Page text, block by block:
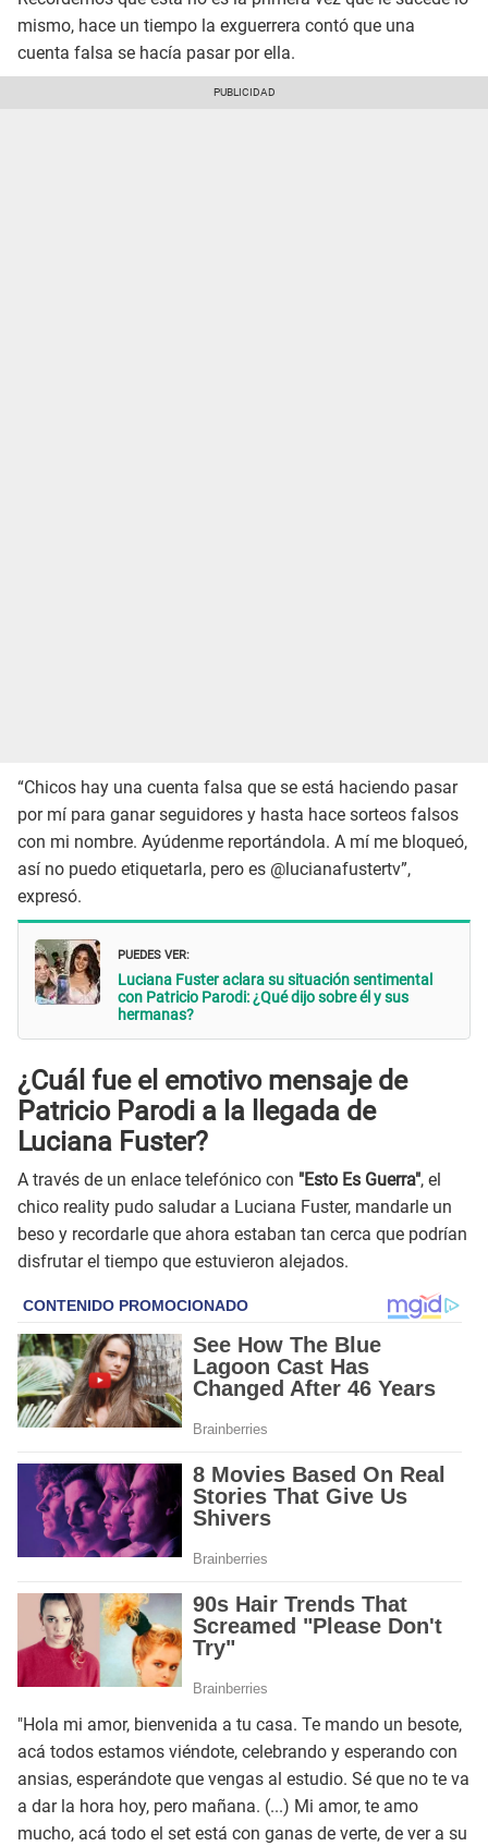
mismo, hace un tiempo la exguerrera contó que una
cuenta falsa se hacía pasar por ella.
“Chicos hay una cuenta falsa que se está haciendo pasar
por mí para ganar seguidores y hasta hace sorteos falsos
con mi nombre. Ayúdenme reportándola. A mí me bloqueó,
así no puedo etiquetarla, pero es @lucianafustertv”,
expresó.
PUEDES VER:
Luciana Fuster aclara su situación sentimental
con Patricio Parodi: ¿Qué dijo sobre él y sus
hermanas?
¿Cuál fue el emotivo mensaje de
Patricio Parodi a la llegada de
Luciana Fuster?
A través de un enlace telefónico con "Esto Es Guerra", el
chico reality pudo saludar a Luciana Fuster, mandarle un
beso y recordarle que ahora estaban tan cerca que podrían
disfrutar el tiempo que estuvieron alejados.
"Hola mi amor, bienvenida a tu casa. Te mando un besote,
acá todos estamos viéndote, celebrando y esperando con
ansias, esperándote que vengas al estudio. Sé que no te va
a dar la hora hoy, pero mañana. (...) Mi amor, te amo
mucho, acá todo el set está con ganas de verte, de ver a su